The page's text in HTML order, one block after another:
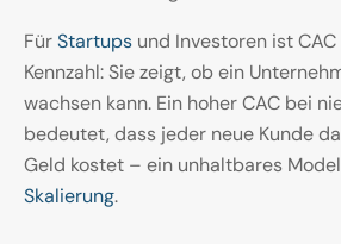
FürStartups und Investoren ist
Kennzahl: Sie zeigt, ob ein
wachsen kann. Ein hoher CAC bei
bedeutet, dass jeder neue Kunde
Geld kostet – ein unhaltbares
Skalierung.